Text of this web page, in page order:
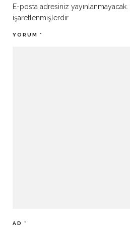
E-posta adresiniz yayınlanmayacak.
işaretlenmişlerdir
YORUM *
AD *